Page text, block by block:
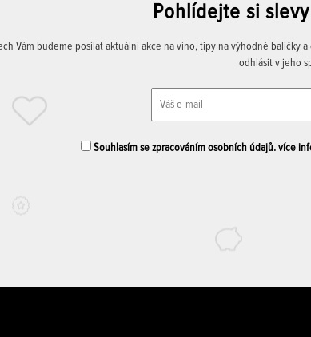
Pohlídejte si
Vám budeme posílat aktuální akce na víno, tipy na výhodné balíčky
odhlásit v jeho
Souhlasím se zpracováním osobních údajů. více